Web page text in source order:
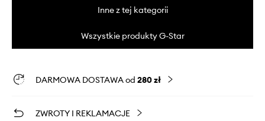
Inne z tej kategorii
Wszystkie produkty G-Star
DARMOWA DOSTAWA od 280 zł
ZWROTY I REKLAMACJE